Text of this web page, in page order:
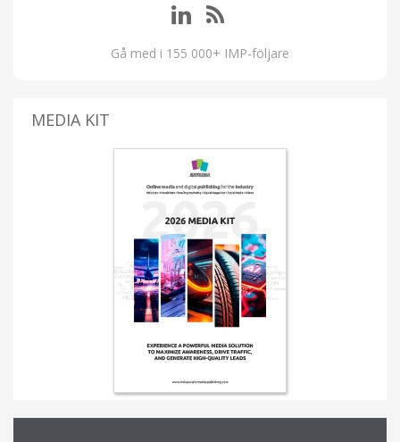
Gå med i 155 000+ IMP-följare
MEDIA KIT